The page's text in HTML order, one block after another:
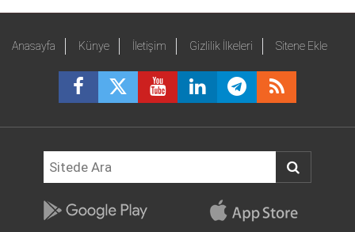
Anasayfa Künye İletişim Gizlilik İlkeleri Sitene Ekle